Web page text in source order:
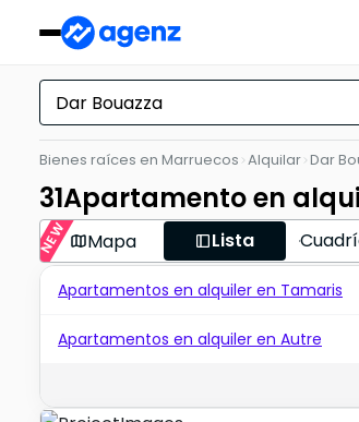
Bienes raíces en Marruecos Alquilar Dar
31Apartamento en
NEW Mapa Lista
Apartamentos en alquiler en Tamaris
Apartamentos en alquiler en Autre